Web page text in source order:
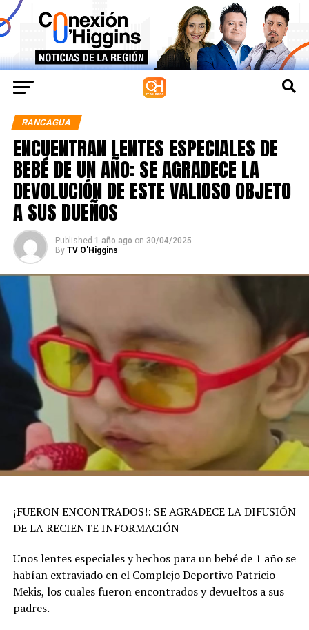
RANCAGUA
ENCUENTRAN LENTES ESPECIALES DE
BEBÉ DE UN AÑO: SE AGRADECE LA
DEVOLUCIÓN DE ESTE VALIOSO OBJETO
A SUS DUEÑOS
Published 1 año ago on 30/04/2025
By TV O'Higgins
¡FUERON ENCONTRADOS!: SE AGRADECE LA DIFUSIÓN
DE LA RECIENTE INFORMACIÓN
Unos lentes especiales y hechos para un bebé de 1 año se
habían extraviado en el Complejo Deportivo Patricio
Mekis, los cuales fueron encontrados y devueltos a sus
padres.